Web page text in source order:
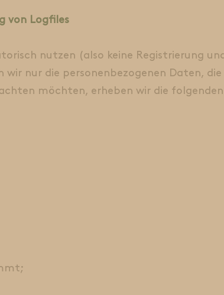
von Logfiles
nutzen (also keine Registrierung
nur die personenbezogenen Daten, die
möchten, erheben wir die